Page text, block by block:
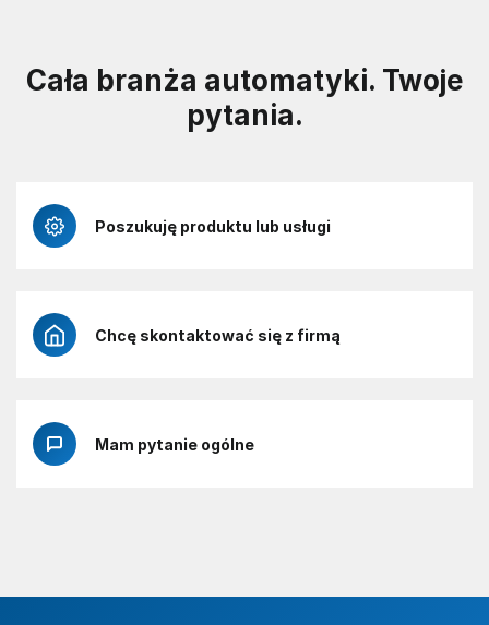
Cała branża automatyki. Twoje
pytania.
Poszukuję produktu lub usługi
Chcę skontaktować się z firmą
Mam pytanie ogólne